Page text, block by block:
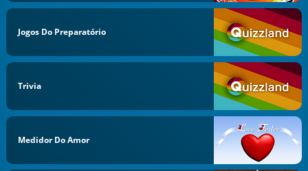
Jogos Do Preparatório
Trivia
Medidor Do Amor